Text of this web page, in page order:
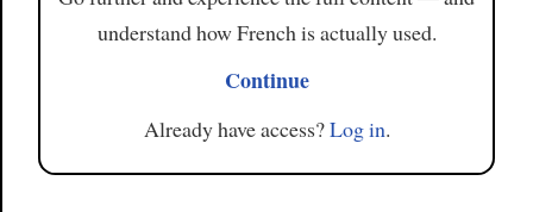
understand how French is actually used.
Continue
Already have access?Log in.